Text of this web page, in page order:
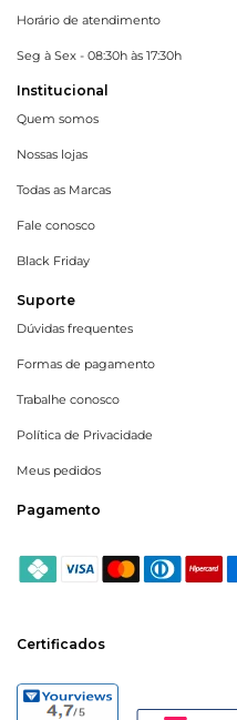
Horário de atendimento
Seg à Sex - 08:30h às 17:30h
Institucional
Quem somos
Nossas lojas
Todas as Marcas
Fale conosco
Black Friday
Suporte
Dúvidas frequentes
Formas de pagamento
Trabalhe conosco
Política de Privacidade
Meus pedidos
Pagamento
Certificados